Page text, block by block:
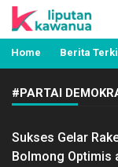
Liputan
Berita Manado,
Pemerintahan,
Home Berita
#PARTAI
Sukses Gelar
Bolmong Optimis